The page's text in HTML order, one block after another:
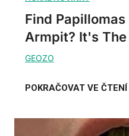
Find
Armpit? It's